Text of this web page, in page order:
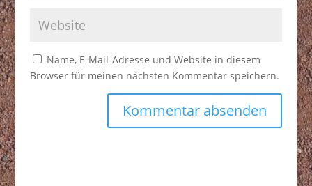
Name, E-Mail-Adresse und Website in diesem
Browser für meinen nächsten Kommentar speichern.